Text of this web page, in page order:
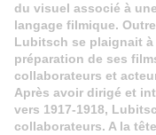
du visuel associé à
langage filmique.
Lubitsch se plaignait
préparation de ses
collaborateurs et
Après avoir dirigé et
vers 1917-1918,
collaborateurs. A la